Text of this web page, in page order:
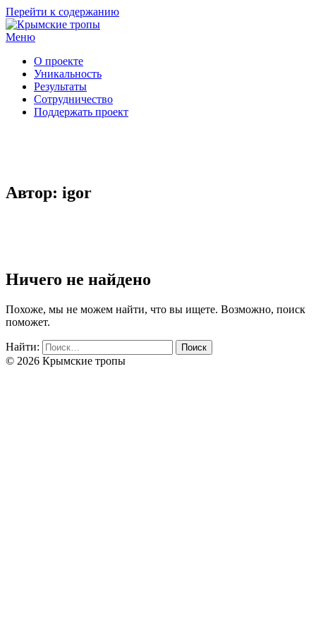
Перейти к содержанию
Меню
О проекте
Уникальность
Результаты
Сотрудничество
Поддержать проект
Автор: igor
Ничего не найдено
Похоже, мы не можем найти, что вы ищете. Возможно, поиск
поможет.
Найти:
© 2026 Крымские тропы